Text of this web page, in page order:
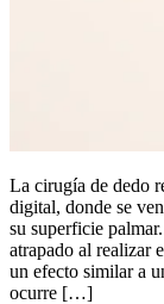
La cirugía de dedo
digital, donde se
su superficie
atrapado al realizar
un efecto similar a
ocurre […]